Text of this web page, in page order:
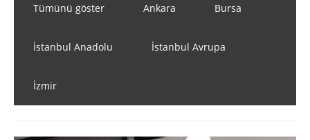
Tümünü göster Ankara Bursa
İstanbul Anadolu İstanbul Avrupa
İzmir